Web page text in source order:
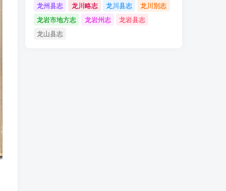
龙州县志
龙川略志 龙川县志
龙川別志
龙岩市地方志
龙岩州志
龙岩县志
龙山县志